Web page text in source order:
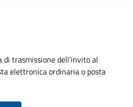
trasmissione dell’invito al
elettronica ordinaria o posta